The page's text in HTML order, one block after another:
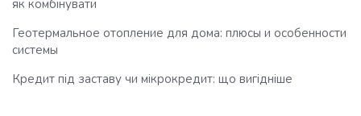
як комбінувати
Геотермальное отопление для дома: плюсы и особенности
системы
Кредит під заставу чи мікрокредит: що вигідніше